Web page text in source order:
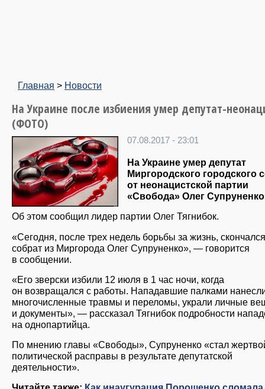
Главная > Новости
На Украине после избиения умер депутат-
(ФОТО)
07.08.2017 - 23:01
На Украине умер депутат
Миргородского городского
от неонацистской партии
«Свобода» Олег
Об этом сообщил лидер партии Олег Тягнибок.
«Сегодня, после трех недель борьбы за жизнь,
собрат из Миргорода Олег Супруненко», — говорится
в сообщении.
«Его зверски избили 12 июля в 1 час ночи, когда
он возвращался с работы. Нападавшие палками
многочисленные травмы и переломы, украли личные
и документы», — рассказал Тягнибок подробности
на однопартийца.
По мнению главы «Свободы», Супруненко «стал
политической расправы в результате депутатской
деятельности».